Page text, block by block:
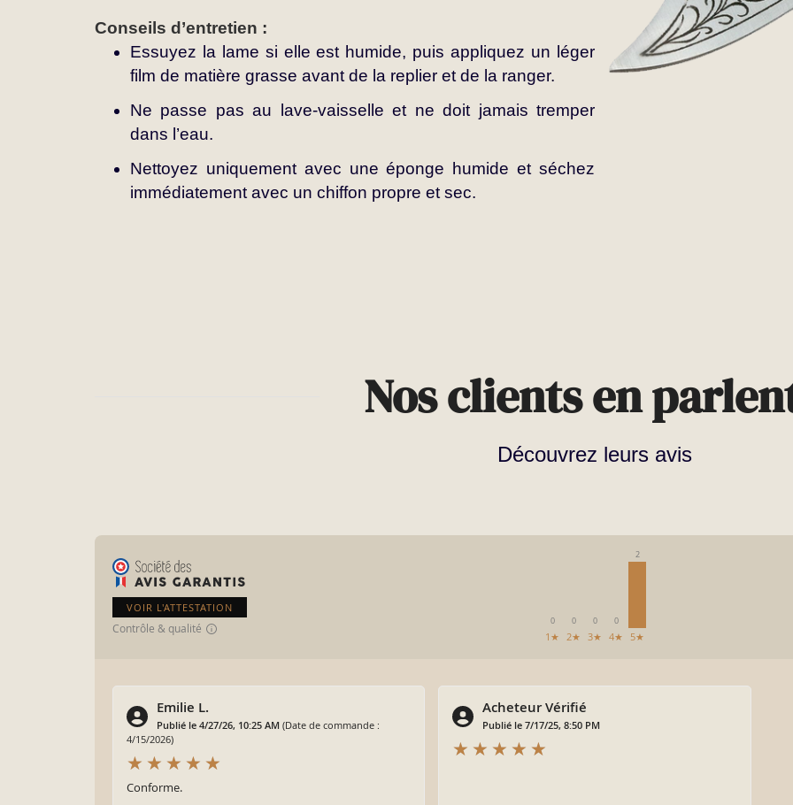
Conseils d’entretien :
Essuyez la lame si elle est humide, puis appliquez un léger
film de matière grasse avant de la replier et de la ranger.
Ne passe pas au lave-vaisselle et ne doit jamais tremper
dans l’eau.
Nettoyez uniquement avec une éponge humide et séchez
immédiatement avec un chiffon propre et sec.
Nos clients en
Découvrez leurs avis
VOIR L'ATTESTATION
Contrôle & qualité 0
1★
0
2★
0
3★
0
4★
2
5★
Emilie L.
Publié le 4/27/26, 10:25 AM (Date de commande :
4/15/2026)
Conforme.
Acheteur Vérifié
Publié le 7/17/25, 8:50 PM